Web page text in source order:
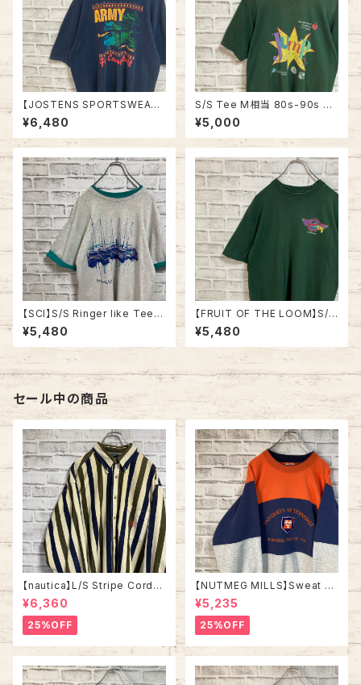
【JOSTENS SPORTSWEAR】
S/S Tee L 90s Made in US
A “Ft.Campbell” vintage AR
MY Tee USA製 米陸軍 アーミ
ィンテージ シングルステッチ ア
メリカ USA 古着
¥6,480
S/S Tee M相当 80s-90s vi
ntage バックプリント 両面プリ
ント Tシャツ シングルステッチ
チャリティ イベント アメリカ US
¥5,000
【SCI】S/S Ringer like Tee X
L 90s Made in USA vintage
リンガーライク レイヤード Tシ
ャツ アート リゾート地 ヨット ス
ーベニア シングルステッチ アメ
リカ USA レトロ 古着
¥5,480
【FRUIT OF THE LOOM】S/S
Tee L 90s Made in USA “B
oogie’s Diner” Vintage 両面
プリント Tシャツ 企業モノ 企業
ロゴ レストラン アメリカ USA
古着
¥5,480
セール中の商品
【nautica】L/S Stripe Cordur
oy Shirt L 90s ノーティカ スト
ライプ コーデュロイ シャツ ボタ
ンダウン 長袖 ワンポイントロゴ
刺繍ロゴ 旧タグ USA アメリカ
古着
¥6,360
25%OFF
【NUTMEG MILLS】Sweat XL
Made in USA 90s “UNIVER
SITY OF TENNESSEE” vinta
ge ナツメグミルズ カレッジモノ
カレッジロゴ テネシー大学 スウ
ェット トレーナー ヴィンテージ
アメリカ USA 古着
¥5,235
25%OFF